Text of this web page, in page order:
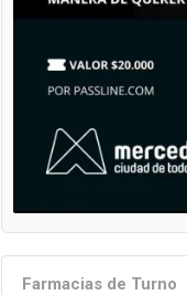
Farmacias de Turno